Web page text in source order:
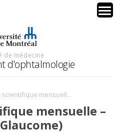
de médecine
d'ophtalmologie
Réunion scientifique mensuelle – Dr. Sheng Lim (Glaucome)
mensuelle –